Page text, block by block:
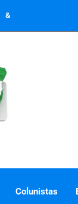
&
Colunistas